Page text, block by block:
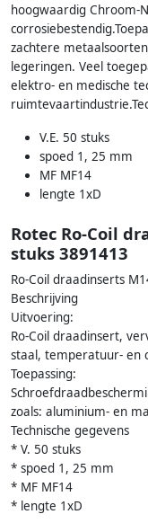
hoogwaardig Chroom-
zachtere
legeringen. Veel
elektro- en medische
V.E. 50 stuks
spoed 1, 25 mm
MF MF14
lengte 1xD
Rotec Ro-Coil
stuks 3891413
Ro-Coil draadinserts
Beschrijving
Uitvoering:
Ro-Coil draadinsert,
staal, temperatuur- en
Toepassing:
zoals: aluminium- en
Technische gegevens
* V. 50 stuks
* spoed 1, 25 mm
* MF MF14
* lengte 1xD